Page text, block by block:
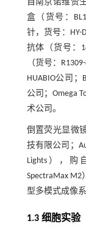
自南京诺维赞
盒（货号：
针，货号：HY-
抗体（货号：
（货号：
HUABIO公司；
公司；Omega
术公司。
倒置荧光显微
技有限公司；
Lights），购
SpectraMax
型多模式成像系
1.3 细胞实验